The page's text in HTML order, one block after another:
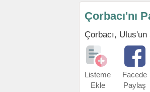
Çorbacı'nı
Çorbacı,
Listeme
Ekle
Facede
Paylaş